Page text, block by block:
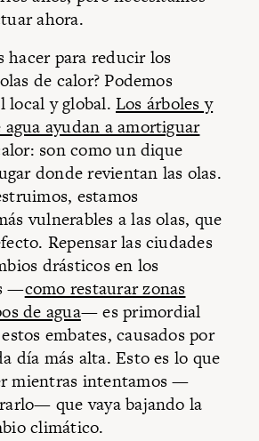
ahora.
hacer para reducir los
de calor? Podemos
local y global.Los árboles y
ayudan a amortiguar
son como un dique
donde revientan las olas.
estamos
vulnerables a las olas, que
Repensar las ciudades
drásticos en los
—como restaurar zonas
de agua— es primordial
embates, causados por
día más alta. Esto es lo que
mientras intentamos —
que vaya bajando la
climático.